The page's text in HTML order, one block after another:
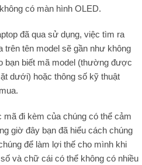
có màn hình OLED.
đã qua sử dụng, việc tìm ra
tên model sẽ gần như không
bạn biết mã model (thường được
dưới) hoặc thông số kỹ thuật
mã đi kèm của chúng có thể cảm
giờ đây bạn đã hiểu cách chúng
để làm lợi thế cho mình khi
và chữ cái có thể không có nhiều